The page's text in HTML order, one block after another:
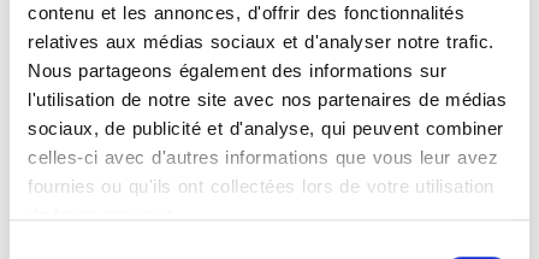
contenu et les annonces, d'offrir des fonctionnalités
relatives aux médias sociaux et d'analyser notre trafic.
Nous partageons également des informations sur
l'utilisation de notre site avec nos partenaires de médias
sociaux, de publicité et d'analyse, qui peuvent combiner
celles-ci avec d'autres informations que vous leur avez
fournies ou qu'ils ont collectées lors de votre utilisation
de leurs services.
Espèces acceptées
Chèques acceptés
Cartes bancaires acceptées
Autres informations
Carte vitale acceptée